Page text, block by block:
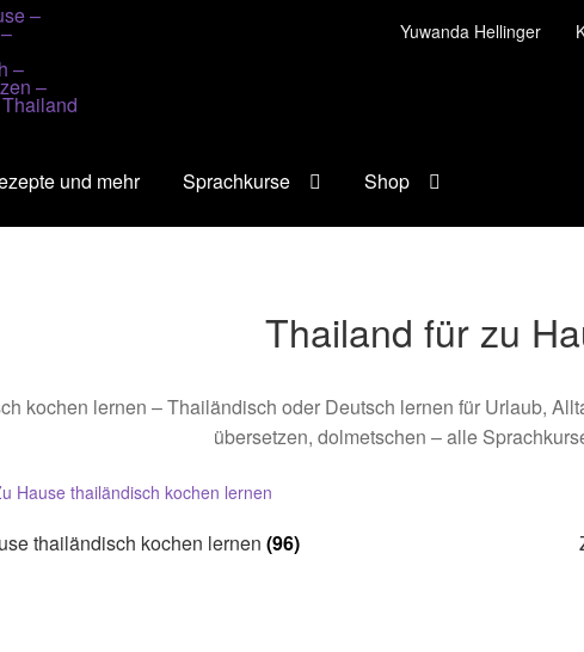
Yuwanda Hellinger
und mehr Sprachkurse Shop
Urlaubsreif? Sehnsucht
Doch leider keine Zeit oder
Thailand für zu Hause
Thailand für zu
kochen lernen – Thailändisch oder Deutsch lernen für Urlaub,
übersetzen, dolmetschen – alle
thailändisch kochen lernen (96)